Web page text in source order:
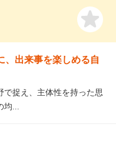
、出来事を楽しめる自
で捉え、主体性を持った思
均...